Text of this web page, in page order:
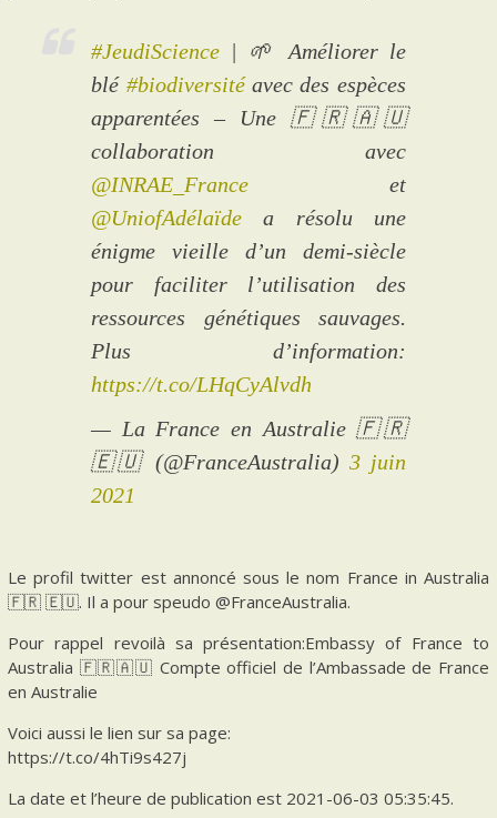
#JeudiScience | 🌱 Améliorer le
blé #biodiversitéavec des espèces
apparentées – Une 🇫🇷🇦🇺
collaboration avec
@INRAE_France et
@UniofAdélaïde a résolu une
énigme vieille d’un demi-siècle
pour faciliter l’utilisation des
ressources génétiques sauvages.
Plus d’information:
https://t.co/LHqCyAlvdh
— La France en Australie 🇫🇷
🇪🇺 (@FranceAustralia) 3 juin
2021
Le profil twitter est annoncé sous le nom France in Australia
🇫🇷 🇪🇺. Il a pour speudo @FranceAustralia.
Pour rappel revoilà sa présentation:Embassy of France to
Australia 🇫🇷🇦🇺 Compte officiel de l’Ambassade de France
en Australie
Voici aussi le lien sur sa page:
https://t.co/4hTi9s427j
La date et l’heure de publication est 2021-06-03 05:35:45.